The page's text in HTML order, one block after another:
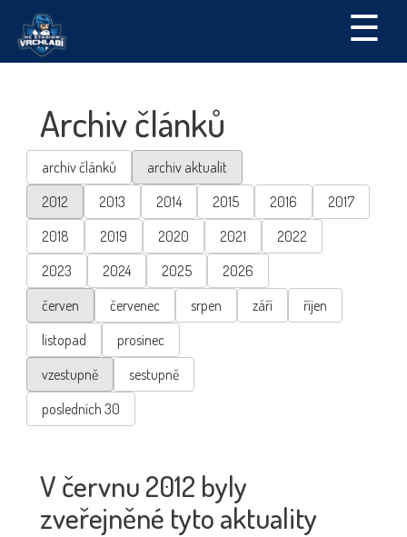
☰
Archiv článků
archiv článků
archiv aktualit
2012
2013 2014 2015 2016
2017
2018
2019 2020 2021
2022
2023
2024 2025
2026
červen
červenec srpen září
říjen
listopad
prosinec
vzestupně
sestupně
posledních 30
V červnu 2012 byly
zveřejněné tyto aktuality